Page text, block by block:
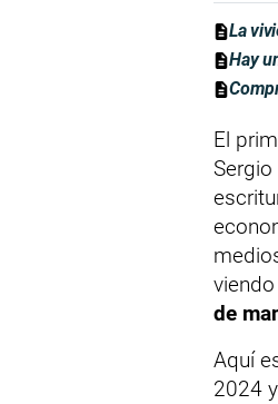
La
Hay
El
de
Aquí
2024